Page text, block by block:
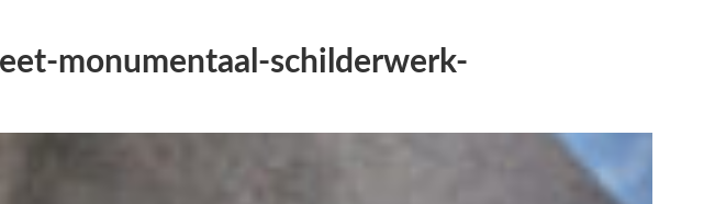
monumentaal-schilderwerk-